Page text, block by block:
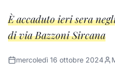
È accaduto ieri sera
di via Bazzoni Sircana
mercoledì 16 ottobre 2024